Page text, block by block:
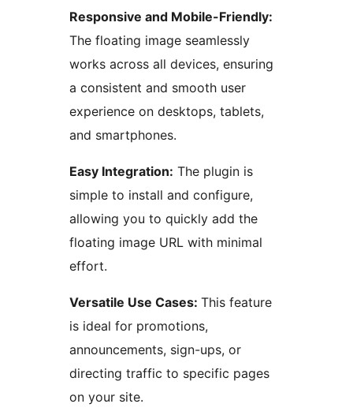
Responsive and Mobile-Friendly:
The floating image seamlessly
works across all devices, ensuring
a consistent and smooth user
experience on desktops, tablets,
and smartphones.
Easy Integration: The plugin is
simple to install and configure,
allowing you to quickly add the
floating image URL with minimal
effort.
Versatile Use Cases: This feature
is ideal for promotions,
announcements, sign-ups, or
directing traffic to specific pages
on your site.